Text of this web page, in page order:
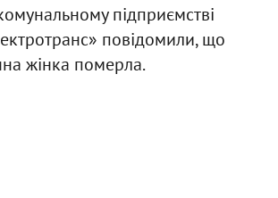
підприємстві
повідомили, що
жінка померла.